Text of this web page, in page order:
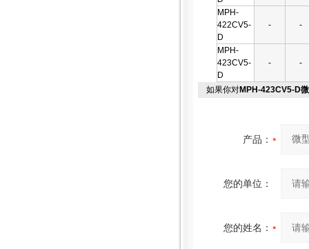
MPH-
422CV5-
D
- -
MPH-
423CV5-
D
- -
如果你对MPH-423CV5-D
产品：
您的单位：
您的姓名：